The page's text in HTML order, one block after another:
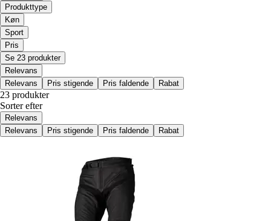
Produkttype
Køn
Sport
Pris
Se 23 produkter
Relevans
Relevans
Pris stigende Pris faldende Rabat
23 produkter
Sorter efter
Relevans
Relevans
Pris stigende Pris faldende Rabat